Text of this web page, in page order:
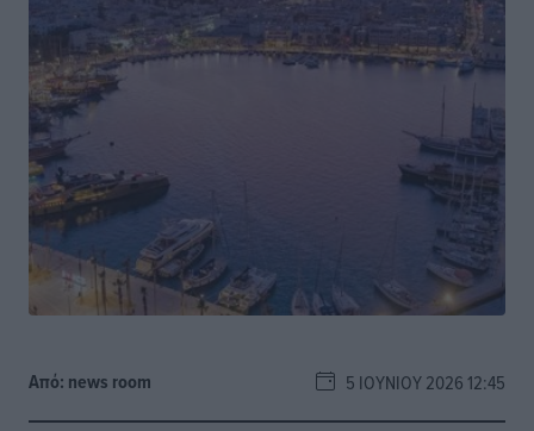
Από: news room 5 ΙΟΥΝΊΟΥ 2026 12:45